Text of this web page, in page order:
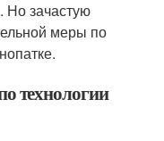
Но зачастую
меры по
технологии